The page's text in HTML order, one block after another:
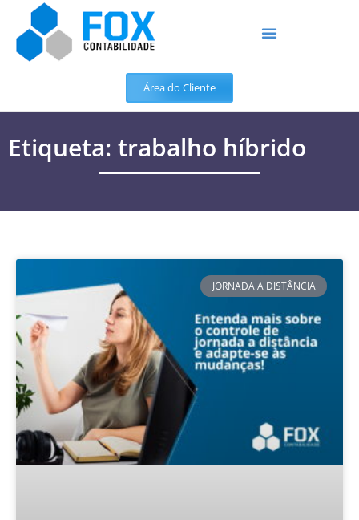
Área do Cliente
Etiqueta: trabalho híbrido
JORNADA A DISTÂNCIA